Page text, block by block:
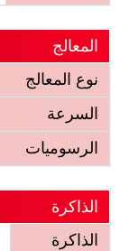
المعالج
نوع المعالج
السرعة
الرسوميات
الذاكرة
الذاكرة